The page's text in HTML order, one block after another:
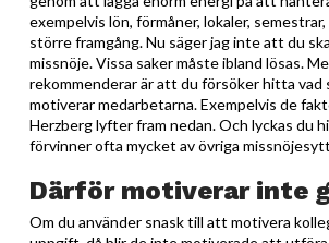
exempelvis lön, förmåner, lokaler,
större framgång. Nu säger jag inte att du
missnöje. Vissa saker måste ibland lösas.
rekommenderar är att du försöker hitta vad
motiverar medarbetarna. Exempelvis de
Herzberg lyfter fram nedan. Och lyckas du
förvinner ofta mycket av övriga
Därför motiverar inte
Om du använder snask till att motivera